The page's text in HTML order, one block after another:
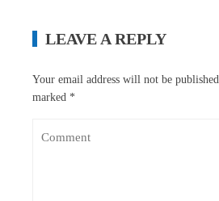
LEAVE A REPLY
Your email address will not be published.
marked *